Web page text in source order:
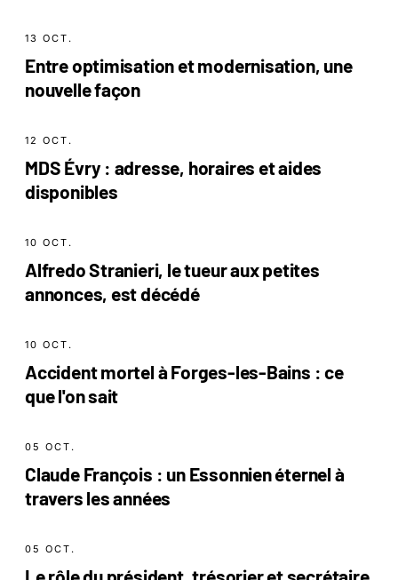
13 OCT.
Entre optimisation et modernisation, une
nouvelle façon
12 OCT.
MDS Évry : adresse, horaires et aides
disponibles
10 OCT.
Alfredo Stranieri, le tueur aux petites
annonces, est décédé
10 OCT.
Accident mortel à Forges-les-Bains : ce
que l'on sait
05 OCT.
Claude François : un Essonnien éternel à
travers les années
05 OCT.